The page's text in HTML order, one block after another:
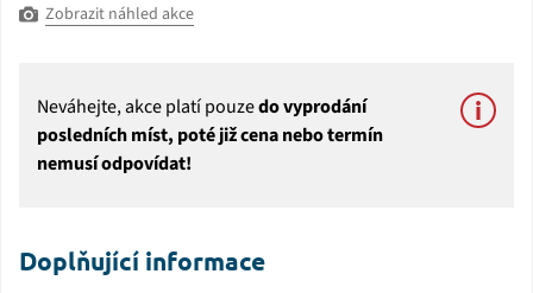
Zobrazit náhled akce
Neváhejte, akce platí pouzedo vyprodání
posledních míst, poté již cena nebo termín
nemusí odpovídat!
Doplňující informace